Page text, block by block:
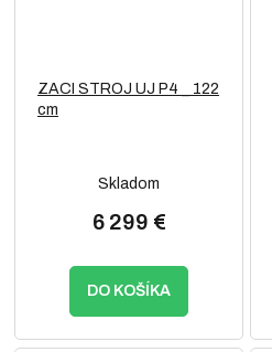
ZACI STROJ UJ P4 _ 122
cm
Skladom
6 299 €
DO KOŠÍKA